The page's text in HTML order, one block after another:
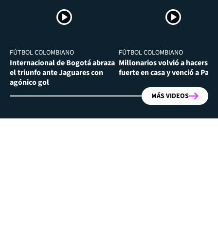
FÚTBOL COLOMBIANO
Internacional de Bogotá abraza
el triunfo ante Jaguares con
agónico gol
FÚTBOL COLOMBIANO
Millonarios volvió a hacerse
fuerte en casa y venció a
MÁS VIDEOS